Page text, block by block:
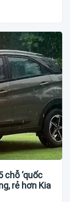
chỗ ‘quốc
rẻ hơn Kia